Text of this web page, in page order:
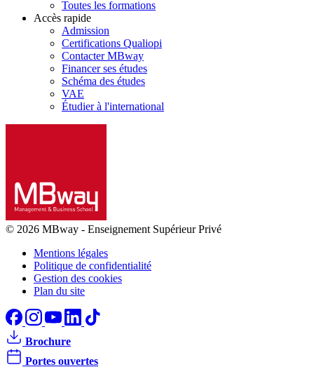
Toutes les formations
Accès rapide
Admission
Certifications Qualiopi
Contacter MBway
Financer ses études
Schéma des études
VAE
Étudier à l'international
© 2026 MBway - Enseignement Supérieur Privé
Mentions légales
Politique de confidentialité
Gestion des cookies
Plan du site
Brochure
Portes ouvertes